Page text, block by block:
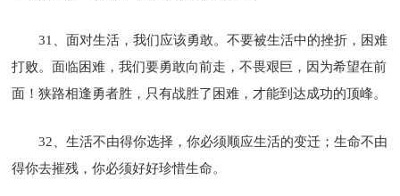
31、面对生活，我们应该勇敢。不要被生活中的挫折，困难
打败。面临困难，我们要勇敢向前走，不畏艰巨，因为希望在前
面！狭路相逢勇者胜，只有战胜了困难，才能到达成功的顶峰。
32、生活不由得你选择，你必须顺应生活的变迁；生命不由
得你去摧残，你必须好好珍惜生命。